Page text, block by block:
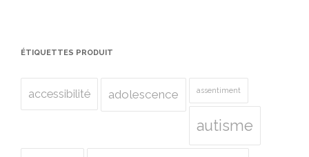
ÉTIQUETTES PRODUIT
accessibilité adolescence assentiment
autisme